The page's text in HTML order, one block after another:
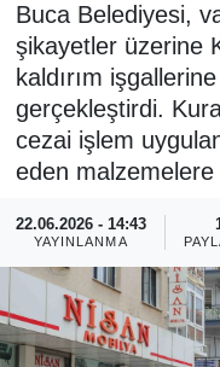
Buca Belediyesi,
şikayetler üzerine
kaldırım
gerçekleştirdi.
cezai işlem
eden malzemelere
22.06.2026 - 14:43
YAYINLANMA
SİYASET
SPOR
ASAYİŞ
Tüm Manşetler
Son Dakika
Haber Arşivi